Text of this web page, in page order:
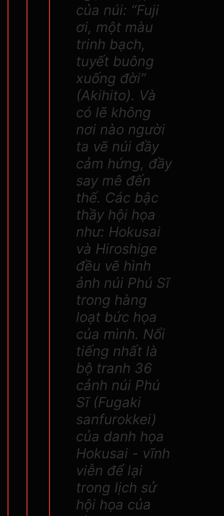
của núi: “Fuji
ơi, một màu
trinh bạch,
tuyết buông
xuống đời”
(Akihito). Và
có lẽ không
nơi nào người
ta vẽ núi đầy
cảm hứng, đầy
say mê đến
thế. Các bậc
thầy hội họa
như: Hokusai
và Hiroshige
đều vẽ hình
ảnh núi Phú Sĩ
trong hàng
loạt bức họa
của mình. Nổi
tiếng nhất là
bộ tranh 36
cảnh núi Phú
Sĩ (Fugaki
sanfurokkei)
của danh họa
Hokusai - vĩnh
viễn để lại
trong lịch sử
hội họa của